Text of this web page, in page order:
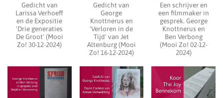
Gedicht van
Larissa Verhoeff
en de Expositie
'Drie generaties
De Groot' (Mooi
Zo! 30-12-2024)
Gedicht van
George
Knottnerus en
'Verloren in de
Tijd' van Jet
Altenburg (Mooi
Zo! 16-12-2024)
Een schrijver en
een filmmaker in
gesprek. George
Knottnerus en
Ben Verbong
(Mooi Zo! 02-12-
2024)